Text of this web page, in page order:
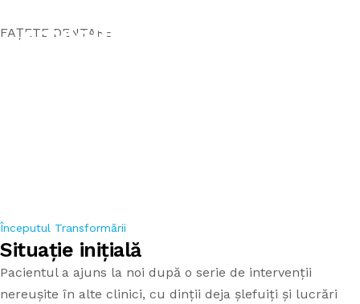
SERVICII
DANTURĂ FIXĂ PE IMPLANTURI
CHIRURGIE/IMPLANTOLOGIE
ECHIPA
APARAT DENTAR SAFIR
APARAT DENTAR DAMON
FAȚETE DENTARE
Începutul Transformării
Situație inițială
Pacientul a ajuns la noi după o serie de intervenții
nereușite în alte clinici, cu dinții deja șlefuiți și lucrări